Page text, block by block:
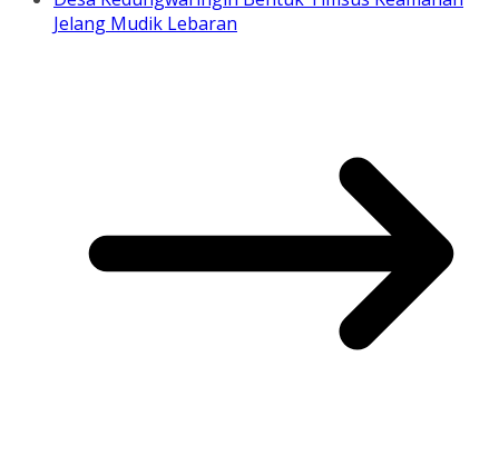
Jelang Mudik Lebaran